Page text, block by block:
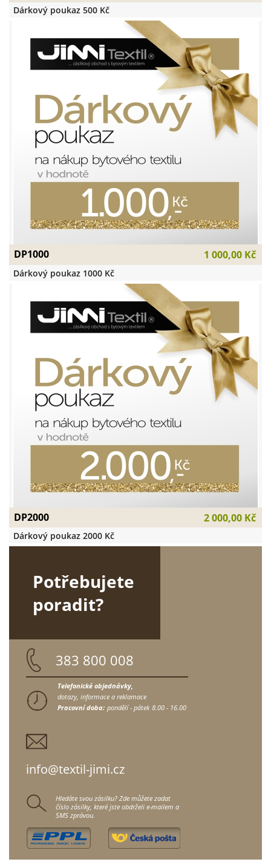
Dárkový poukaz 500 Kč
DP1000 1 000,00 Kč
Dárkový poukaz 1000 Kč
DP2000 2 000,00 Kč
Dárkový poukaz 2000 Kč
Potřebujete
poradit?
383 800 008
Telefonické objednávky,
dotazy, informace a reklamace
Pracovní doba: pondělí - pátek 8.00 - 16.00
info@textil-jimi.cz
Hledáte svou zásilku? Zde můžete zadat
číslo zásilky, které jste obdrželi e-mailem a
SMS zprávou.